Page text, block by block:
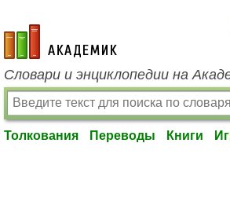
academic.ru
Словари и энциклопедии на
Толкования Переводы Книги